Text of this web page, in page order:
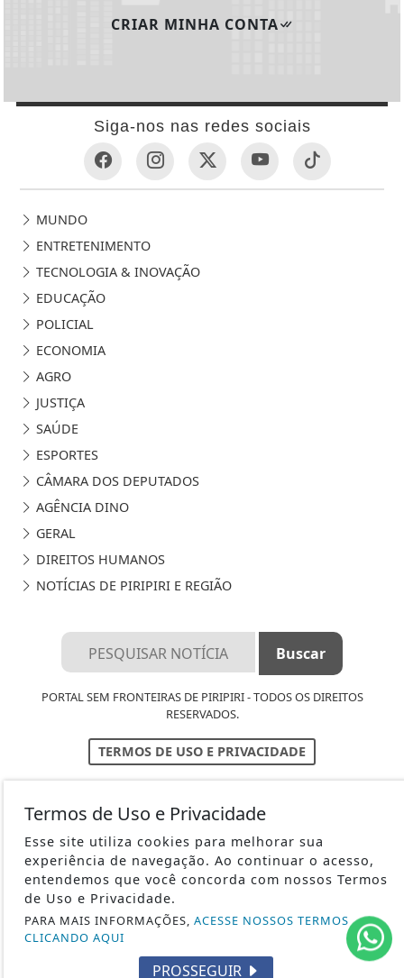
CRIAR MINHA CONTA
Siga-nos nas redes sociais
MUNDO
ENTRETENIMENTO
TECNOLOGIA & INOVAÇÃO
EDUCAÇÃO
POLICIAL
ECONOMIA
AGRO
JUSTIÇA
SAÚDE
ESPORTES
CÂMARA DOS DEPUTADOS
AGÊNCIA DINO
GERAL
DIREITOS HUMANOS
NOTÍCIAS DE PIRIPIRI E REGIÃO
PORTAL SEM FRONTEIRAS DE PIRIPIRI - TODOS OS DIREITOS
RESERVADOS.
TERMOS DE USO E PRIVACIDADE
SOBRE
FAQ
Termos de Uso e Privacidade
Esse site utiliza cookies para melhorar sua
experiência de navegação. Ao continuar o acesso,
entendemos que você concorda com nossos Termos
de Uso e Privacidade.
PARA MAIS INFORMAÇÕES, ACESSE NOSSOS TERMOS
CLICANDO AQUI
PROSSEGUIR